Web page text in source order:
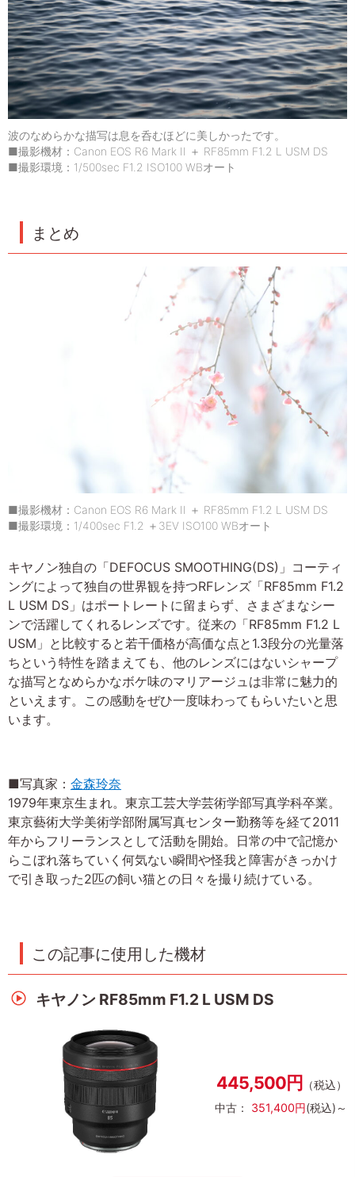
波のなめらかな描写は息を呑むほどに美しかったです。
■撮影機材：Canon EOS R6 Mark II ＋ RF85mm F1.2 L USM DS
■撮影環境：1/500sec F1.2 ISO100 WBオート
まとめ
■撮影機材：Canon EOS R6 Mark II ＋ RF85mm F1.2 L USM DS
■撮影環境：1/400sec F1.2 ＋3EV ISO100 WBオート
キヤノン独自の「DEFOCUS SMOOTHING(DS)」コーティ
ングによって独自の世界観を持つRFレンズ「RF85mm F1.2
L USM DS」はポートレートに留まらず、さまざまなシー
ンで活躍してくれるレンズです。従来の「RF85mm F1.2 L
USM」と比較すると若干価格が高価な点と1.3段分の光量落
ちという特性を踏まえても、他のレンズにはないシャープ
な描写となめらかなボケ味のマリアージュは非常に魅力的
といえます。この感動をぜひ一度味わってもらいたいと思
います。
■写真家： 金森玲奈
1979年東京生まれ。東京工芸大学芸術学部写真学科卒業。
東京藝術大学美術学部附属写真センター勤務等を経て2011
年からフリーランスとして活動を開始。日常の中で記憶か
らこぼれ落ちていく何気ない瞬間や怪我と障害がきっかけ
で引き取った2匹の飼い猫との日々を撮り続けている。
この記事に使用した機材
キヤノン RF85mm F1.2 L USM DS
445,500円 （税込）
中古： 351,400円(税込)～